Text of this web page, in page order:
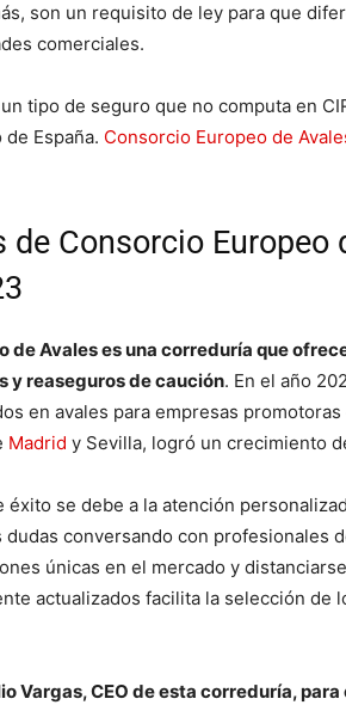
son un requisito de ley para que
comerciales.
tipo de seguro que no computa en
España. Consorcio Europeo de
de Consorcio Europeo
de Avales es una correduría que
y reaseguros de caución. En el año
en avales para empresas
Madrid y Sevilla, logró un crecimiento
éxito se debe a la atención
conversando con profesionales
únicas en el mercado y
actualizados facilita la selección de
Vargas, CEO de esta correduría,